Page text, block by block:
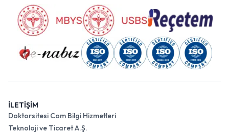
İLETİŞİM
Doktorsitesi Com Bilgi Hizmetleri
Teknoloji ve Ticaret A.Ş.